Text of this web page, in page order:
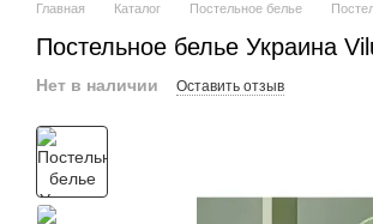
Главная Каталог Постельное белье
Постельное белье Украина
Нет в наличии Оставить отзыв